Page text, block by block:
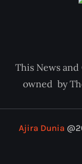
This News
owned by
Ajira Dunia